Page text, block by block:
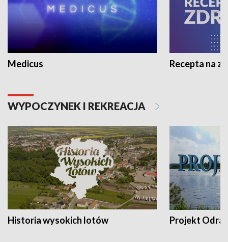
Medicus Recepta na
WYPOCZYNEK I REKREACJA
Historia wysokich lotów Projekt Odra